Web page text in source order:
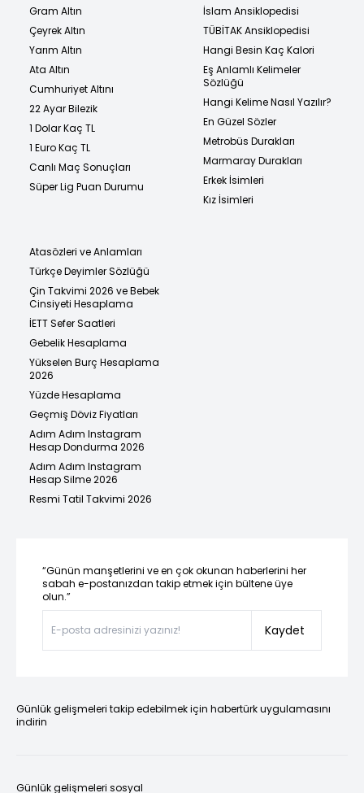
Gram Altın
Çeyrek Altın
Yarım Altın
Ata Altın
Cumhuriyet Altını
22 Ayar Bilezik
1 Dolar Kaç TL
1 Euro Kaç TL
Canlı Maç Sonuçları
Süper Lig Puan Durumu
İslam Ansiklopedisi
TÜBİTAK Ansiklopedisi
Hangi Besin Kaç Kalori
Eş Anlamlı Kelimeler
Sözlüğü
Hangi Kelime Nasıl Yazılır?
En Güzel Sözler
Metrobüs Durakları
Marmaray Durakları
Erkek İsimleri
Kız İsimleri
Atasözleri ve Anlamları
Türkçe Deyimler Sözlüğü
Çin Takvimi 2026 ve Bebek
Cinsiyeti Hesaplama
İETT Sefer Saatleri
Gebelik Hesaplama
Yükselen Burç Hesaplama
2026
Yüzde Hesaplama
Geçmiş Döviz Fiyatları
Adım Adım Instagram
Hesap Dondurma 2026
Adım Adım Instagram
Hesap Silme 2026
Resmi Tatil Takvimi 2026
“Günün manşetlerini ve en çok okunan haberlerini her
sabah e-postanızdan takip etmek için bültene üye
olun.”
Kaydet
Günlük gelişmeleri takip edebilmek için habertürk uygulamasını
indirin
Günlük gelişmeleri sosyal